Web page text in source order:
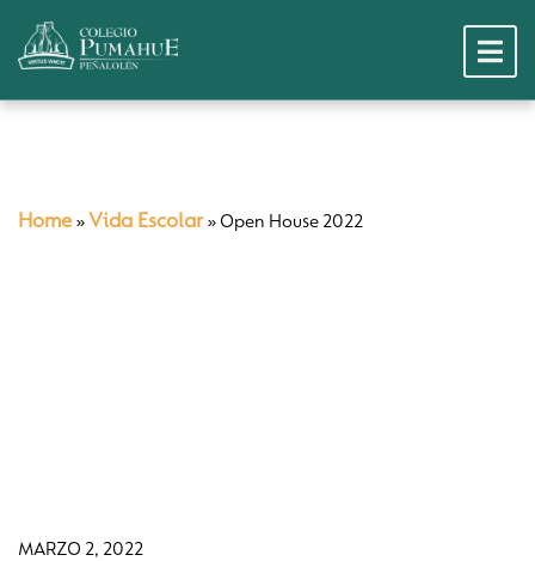
Home » Vida Escolar» Open House 2022
MARZO 2, 2022